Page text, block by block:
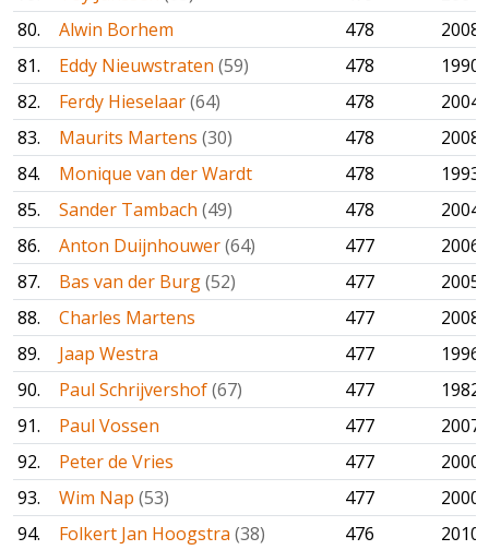
80.
Alwin Borhem 478
2008
81.
Eddy Nieuwstraten (59) 478
1990
82.
Ferdy Hieselaar(64) 478
2004
83.
Maurits Martens (30) 478
2008
84.
Monique van der Wardt 478
1993
85.
Sander Tambach (49) 478
2004
86.
Anton Duijnhouwer(64) 477
2006
87.
Bas van der Burg(52) 477
2005
88.
Charles Martens 477
2008
89.
Jaap Westra 477
1996
90.
Paul Schrijvershof(67) 477
1982
91.
Paul Vossen 477
2007
92.
Peter de Vries 477
2000
93.
Wim Nap (53) 477
2000
94.
Folkert Jan Hoogstra (38) 476
2010